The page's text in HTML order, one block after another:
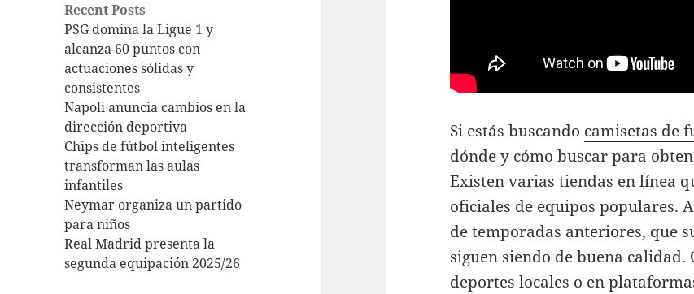
Recent Posts
PSG domina la Ligue 1 y
alcanza 60 puntos con
actuaciones sólidas y
consistentes
Napoli anuncia cambios en la
dirección deportiva
Chips de fútbol inteligentes
transforman las aulas
infantiles
Neymar organiza un partido
para niños
Real Madrid presenta la
segunda equipación 2025/26
Si estás buscando camisetas de
dónde y cómo buscar para
Existen varias tiendas en línea
oficiales de equipos populares.
de temporadas anteriores, que
siguen siendo de buena
deportes locales o en